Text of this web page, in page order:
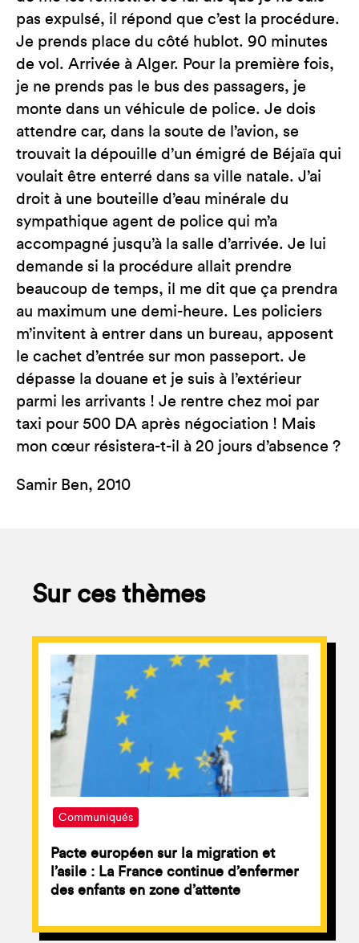
pas expulsé, il répond que c’est la procédure.
Je prends place du côté hublot. 90 minutes
de vol. Arrivée à Alger. Pour la première fois,
je ne prends pas le bus des passagers, je
monte dans un véhicule de police. Je dois
attendre car, dans la soute de l’avion, se
trouvait la dépouille d’un émigré de Béjaïa qui
voulait être enterré dans sa ville natale. J’ai
droit à une bouteille d’eau minérale du
sympathique agent de police qui m’a
accompagné jusqu’à la salle d’arrivée. Je lui
demande si la procédure allait prendre
beaucoup de temps, il me dit que ça prendra
au maximum une demi-heure. Les policiers
m’invitent à entrer dans un bureau, apposent
le cachet d’entrée sur mon passeport. Je
dépasse la douane et je suis à l’extérieur
parmi les arrivants ! Je rentre chez moi par
taxi pour 500 DA après négociation ! Mais
mon cœur résistera-t-il à 20 jours d’absence ?
Samir Ben, 2010
Sur ces thèmes
Communiqués
Pacte européen sur la migration et
l’asile : La France continue d’enfermer
des enfants en zone d’attente